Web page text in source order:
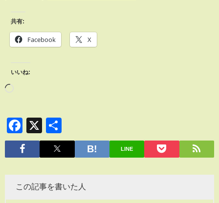
共有:
Facebook X
いいね:
Facebook
X
有
LINE
この記事を書いた人